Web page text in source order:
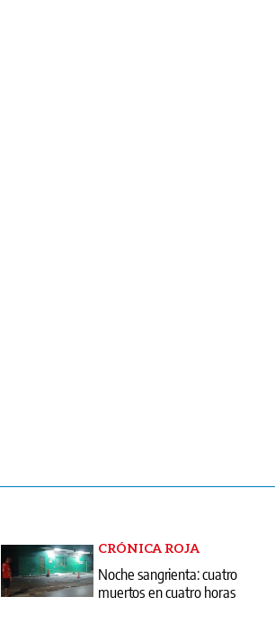
CRÓNICA ROJA
Noche sangrienta: cuatro
muertos en cuatro horas